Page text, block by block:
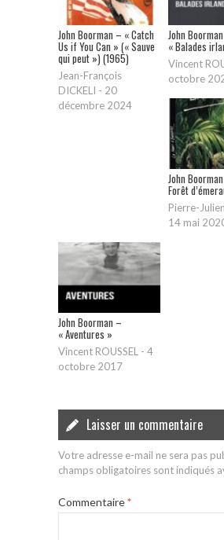
John Boorman – « Catch
Us if You Can » (« Sauve
qui peut ») (1965)
Jean-François
DICKELI - 20
décembre 2024
John
« Balades
Vincent
octobre
John
Forêt
Pierre-
14 mai
John Boorman –
« Aventures »
Vincent ROUSSEL - 4
octobre 2017
Laisser un commentaire
Votre adresse e-mail ne sera pas
champs obligatoires sont indiqués
Commentaire*